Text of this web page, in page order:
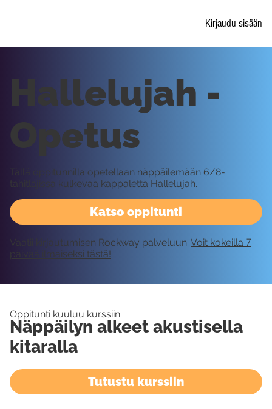
Kirjaudu sisään
Katso oppitunti
Hallelujah -
Opetus
Tällä oppitunnilla opetellaan näppäilemään 6/8-
tahitlajissa kulkevaa kappaletta Hallelujah.
Vaatii kirjautumisen Rockway palveluun. Voit kokeilla 7
päivää ilmaiseksi tästä!
Oppitunti kuuluu kurssiin
Näppäilyn alkeet akustisella
kitaralla
Tutustu kurssiin